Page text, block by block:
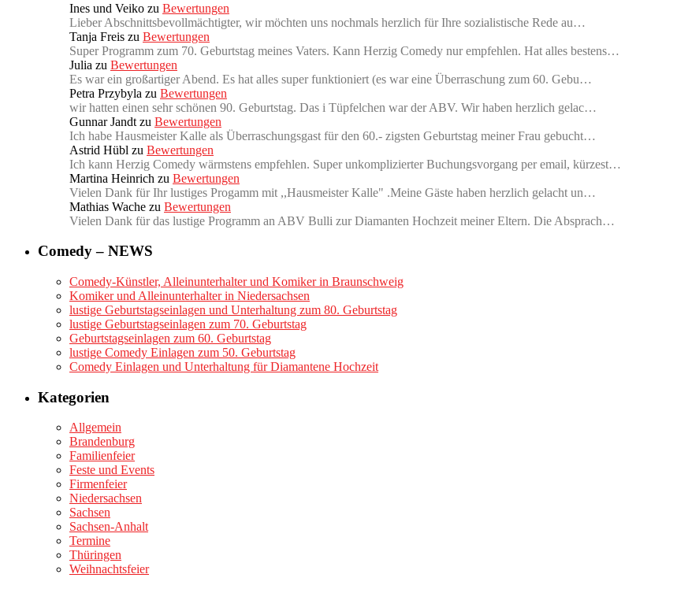
Ines und Veiko zu Bewertungen
Lieber Abschnittsbevollmächtigter, wir möchten uns nochmals herzlich für Ihre sozialistische Rede au…
Tanja Freis zu Bewertungen
Super Programm zum 70. Geburtstag meines Vaters. Kann Herzig Comedy nur empfehlen. Hat alles bestens…
Julia zu Bewertungen
Es war ein großartiger Abend. Es hat alles super funktioniert (es war eine Überraschung zum 60. Gebu…
Petra Przybyla zu Bewertungen
wir hatten einen sehr schönen 90. Geburtstag. Das i Tüpfelchen war der ABV. Wir haben herzlich gelac…
Gunnar Jandt zu Bewertungen
Ich habe Hausmeister Kalle als Überraschungsgast für den 60.- zigsten Geburtstag meiner Frau gebucht…
Astrid Hübl zu Bewertungen
Ich kann Herzig Comedy wärmstens empfehlen. Super unkomplizierter Buchungsvorgang per email, kürzest…
Martina Heinrich zu Bewertungen
Vielen Dank für Ihr lustiges Progamm mit ,,Hausmeister Kalle" .Meine Gäste haben herzlich gelacht un…
Mathias Wache zu Bewertungen
Vielen Dank für das lustige Programm an ABV Bulli zur Diamanten Hochzeit meiner Eltern. Die Absprach…
Comedy – NEWS
Comedy-Künstler, Alleinunterhalter und Komiker in Braunschweig
Komiker und Alleinunterhalter in Niedersachsen
lustige Geburtstagseinlagen und Unterhaltung zum 80. Geburtstag
lustige Geburtstagseinlagen zum 70. Geburtstag
Geburtstagseinlagen zum 60. Geburtstag
lustige Comedy Einlagen zum 50. Geburtstag
Comedy Einlagen und Unterhaltung für Diamantene Hochzeit
Kategorien
Allgemein
Brandenburg
Familienfeier
Feste und Events
Firmenfeier
Niedersachsen
Sachsen
Sachsen-Anhalt
Termine
Thüringen
Weihnachtsfeier